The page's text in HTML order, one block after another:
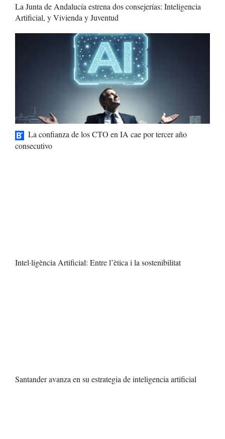
La Junta de Andalucía estrena dos consejerías: Inteligencia
Artificial, y Vivienda y Juventud
La confianza de los CTO en IA cae por tercer año
consecutivo
Intel·ligència Artificial: Entre l’ètica i la sostenibilitat
Santander avanza en su estrategia de inteligencia artificial